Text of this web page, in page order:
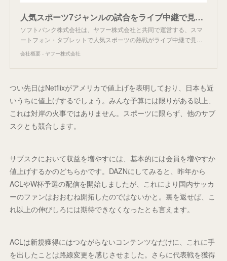
人気スポーツ7ジャンルの試合をライブ中継で見放題！ 「スポナビライブ」を提供開始 - ニュース - ヤフー株式会社
ソフトバンク株式会社は、ヤフー株式会社と共同で運営する、スマ
ートフォン・タブレットで人気スポーツの熱戦がライブ中継で見…
会社概要 - ヤフー株式会社
つい先日はNetflixがアメリカで値上げを表明しており、日本も近
いうちに値上げするでしょう。みんな予算には限りがある以上、
これは対岸の火事ではありません。スポーツに限らず、他のサブ
スクとも競合します。
サブスクにおいて収益を増やすには、基本的には会員を増やすか
値上げするかのどちらかです。DAZNにしてみると、昨年から
ACLやW杯予選の配信を開始しましたが、これにより国内サッカ
ーのファンはおおむね開拓したのではないかと。裏を返せば、こ
れ以上の伸びしろには期待できなくなったとも言えます。
ACLは新規獲得にはつながらないコンテンツなだけに、これに手
を出したことは路線変更を感じさせました。さらに代表戦を獲得